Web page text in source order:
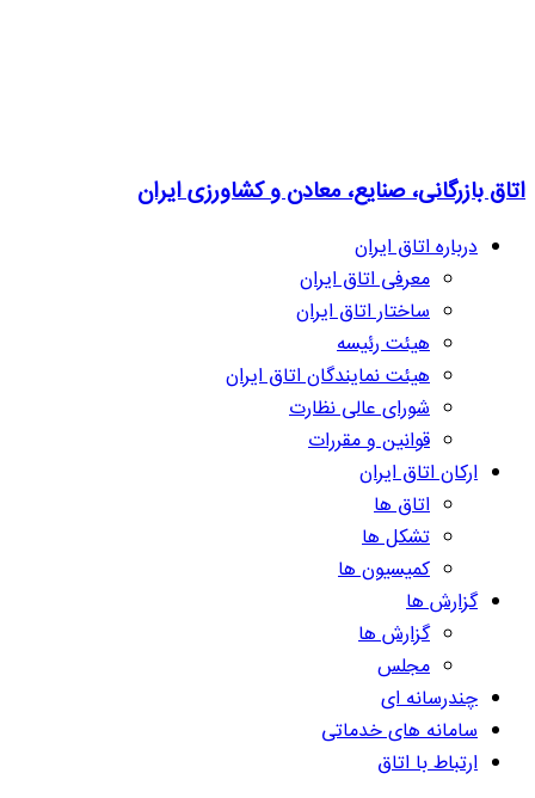
اتاق بازرگانی، صنایع، معادن و کشاورزی ایران
درباره اتاق ایران
معرفی اتاق ایران
ساختار اتاق ایران
هیئت رئیسه
هیئت نمایندگان اتاق ایران
شورای عالی نظارت
قوانین و مقررات
ارکان اتاق ایران
اتاق ها
تشکل ها
کمیسیون ها
گزارش ها
گزارش ها
مجلس
چندرسانه ای
سامانه های خدماتی
ارتباط با اتاق